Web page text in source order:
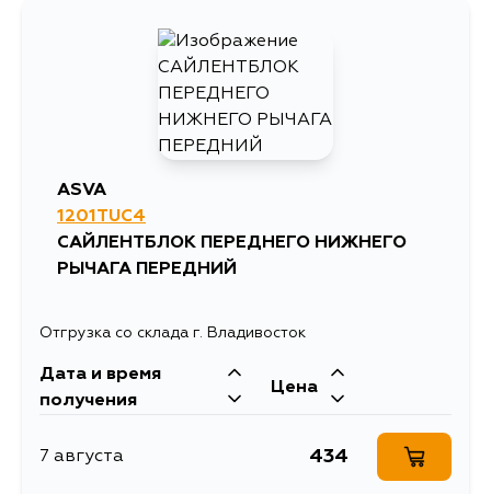
ASVA
1201TUC4
САЙЛЕНТБЛОК ПЕРЕДНЕГО НИЖНЕГО
РЫЧАГА ПЕРЕДНИЙ
Отгрузка со склада г. Владивосток
Дата и время
получения
Цена
7 августа 434